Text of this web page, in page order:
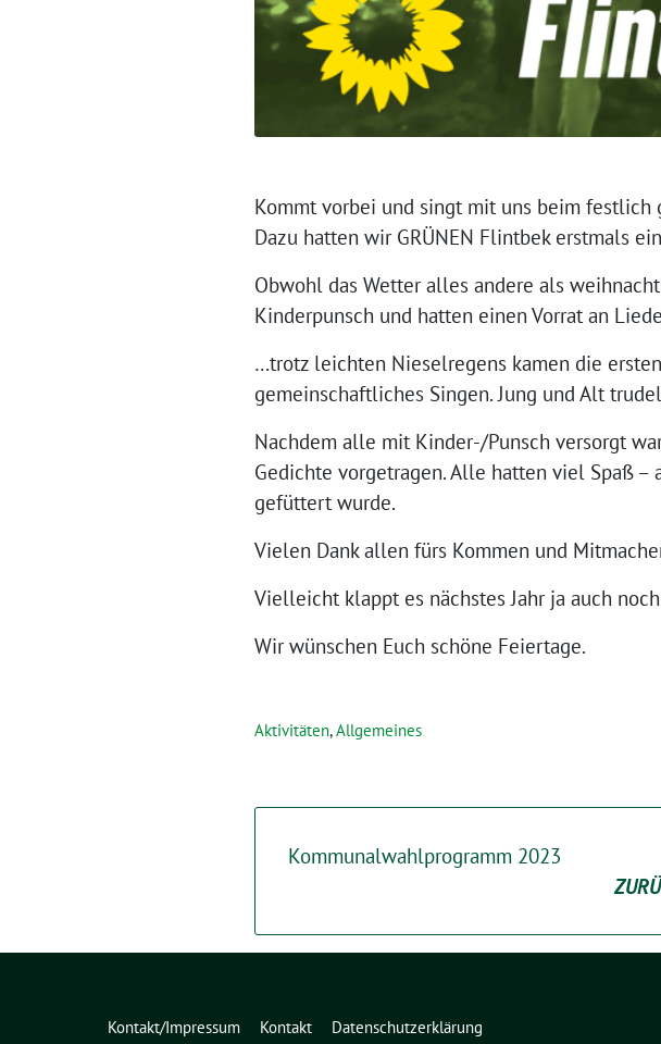
Kommt vorbei und singt mit uns beim festlich
Dazu hatten wir GRÜNEN Flintbek erstmals
Obwohl das Wetter alles andere als
Kinderpunsch und hatten einen Vorrat an
…trotz leichten Nieselregens kamen die
gemeinschaftliches Singen. Jung und Alt
Nachdem alle mit Kinder-/Punsch versorgt
Gedichte vorgetragen. Alle hatten viel Spaß
gefüttert wurde.
Vielen Dank allen fürs Kommen und
Vielleicht klappt es nächstes Jahr ja auch
Wir wünschen Euch schöne Feiertage.
Aktivitäten,Allgemeines
Kommunalwahlprogramm 2023
Kontakt/Impressum Kontakt Datenschutzerklärung